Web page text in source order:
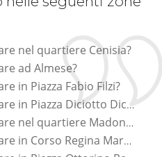
nel quartiere Cenisia?
ad Almese?
in Piazza Fabio Filzi?
Vendere o Affittare in Piazza Diciotto Dicembre?
Vendere o Affittare nel quartiere Madonna Di Campagna?
Vendere o Affittare in Corso Regina Margherita?